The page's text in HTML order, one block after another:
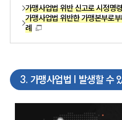
가맹사업법 위반 신고로 시정명
가맹사업법 위반한 가맹본부로
례
3. 가맹사업법 | 발생할 수